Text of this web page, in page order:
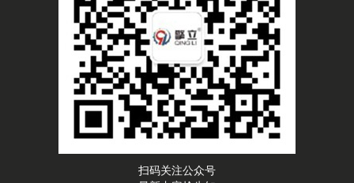
扫码关注公众号